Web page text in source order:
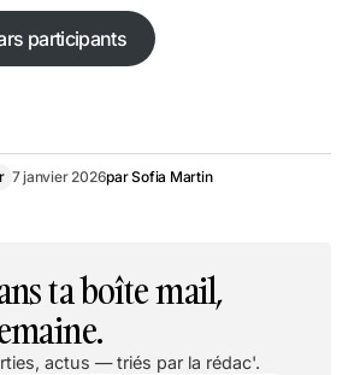
participants
participants
7 janvier 2026parSofia Martin
ta boîte mail,
actus — triés par la rédac'.